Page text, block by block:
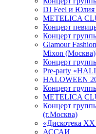
DJ Feel и Юлия
METELICA
Концерт
Концерт
Glamour
Mixon
Концерт
Pre-party
HALOWEEN
Концерт
METELICA
Концерт
(г.Москва)
«Дискотека ХХ
АССАИ